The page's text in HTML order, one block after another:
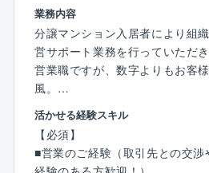
す。
い。
【働き方について】
■自社内にコールセンターや現場
いる事から、休日や時間外に電
■残業時間は月8時間程度に収ま
です。
業務内容
分譲マンション入居者により組
営サポート業務を行っていただき
営業職ですが、数字よりもお客
風。
【未経験から活躍している社員多
※一人平均10棟～15棟（ボリュ
棟です）を担当し、内勤6割、外
2～3か月で自分の担当物件を持
活かせる経験スキル
【必須】
■営業のご経験（取引先との交